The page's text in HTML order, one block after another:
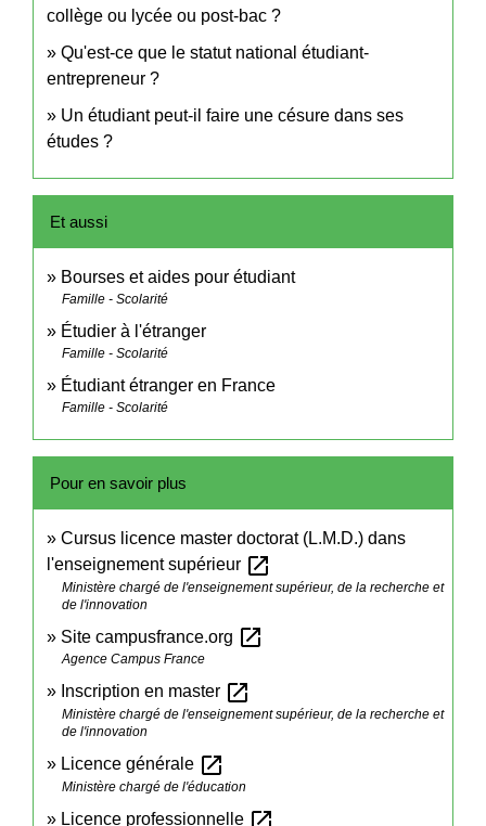
collège ou lycée ou post-bac ?
Qu'est-ce que le statut national étudiant-
entrepreneur ?
Un étudiant peut-il faire une césure dans ses
études ?
Et aussi
Bourses et aides pour étudiant
Famille - Scolarité
Étudier à l'étranger
Famille - Scolarité
Étudiant étranger en France
Famille - Scolarité
Pour en savoir plus
Cursus licence master doctorat (L.M.D.) dans
l'enseignement supérieur open_in_new
Ministère chargé de l'enseignement supérieur, de la recherche et
de l'innovation
Site campusfrance.org open_in_new
Agence Campus France
Inscription en master open_in_new
Ministère chargé de l'enseignement supérieur, de la recherche et
de l'innovation
Licence générale open_in_new
Ministère chargé de l'éducation
Licence professionnelle open_in_new